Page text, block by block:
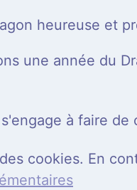
heureuse et
une année du
à faire
cookies. En